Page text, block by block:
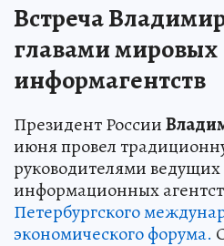
Встреча
главами мировых
информагентств
Президент России
июня провел
руководителями
информационных
Петербургского
экономического форума.